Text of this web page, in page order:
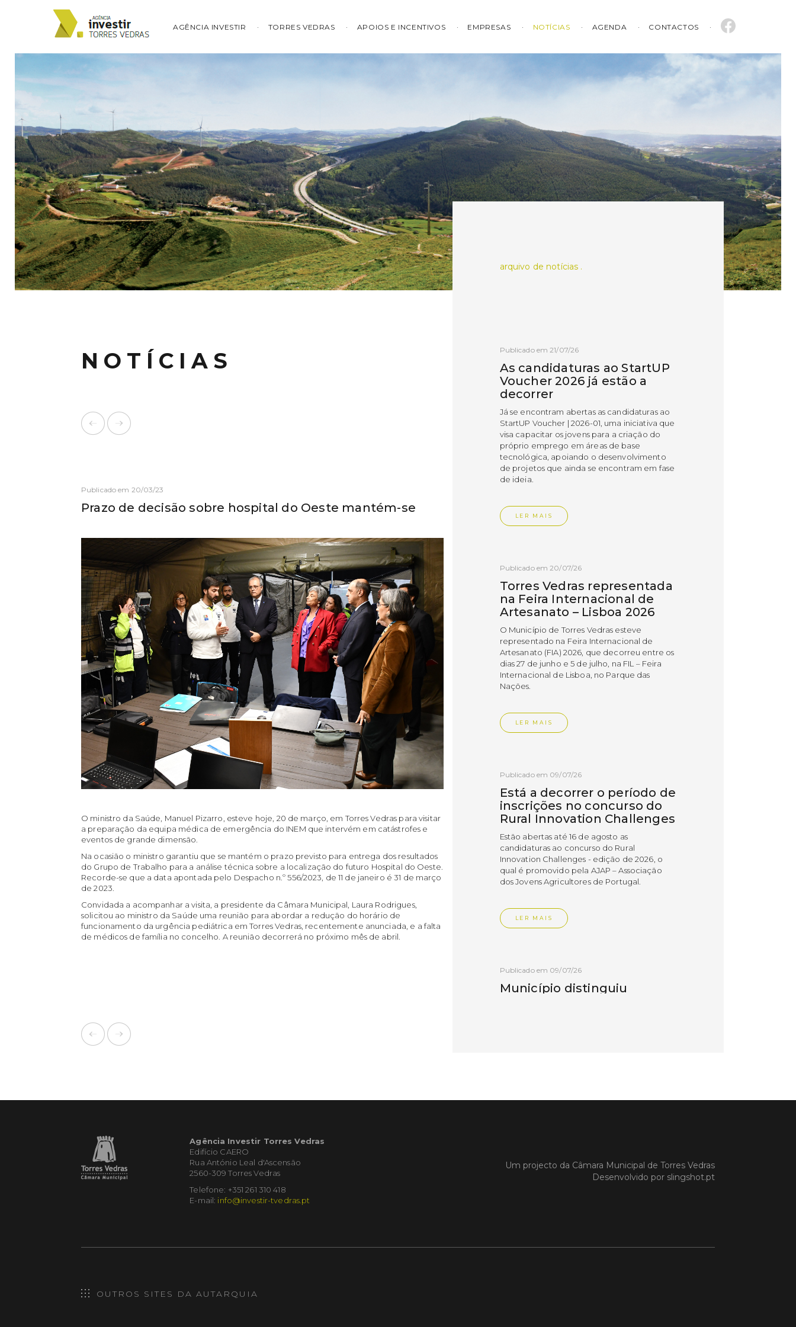
AGÊNCIA INVESTIR TORRES VEDRAS APOIOS E INCENTIVOS EMPRESAS NOTÍCIAS AGENDA CONTACTOS
NOTÍCIAS
Publicado em 20/03/23
Prazo de decisão sobre hospital do Oeste mantém-se
O ministro da Saúde, Manuel Pizarro, esteve hoje, 20 de março, em Torres Vedras para visitar
a preparação da equipa médica de emergência do INEM que intervém em catástrofes e
eventos de grande dimensão.
Na ocasião o ministro garantiu que se mantém o prazo previsto para entrega dos resultados
do Grupo de Trabalho para a análise técnica sobre a localização do futuro Hospital do Oeste.
Recorde-se que a data apontada pelo Despacho n.º 556/2023, de 11 de janeiro é 31 de março
de 2023.
Convidada a acompanhar a visita, a presidente da Câmara Municipal, Laura Rodrigues,
solicitou ao ministro da Saúde uma reunião para abordar a redução do horário de
funcionamento da urgência pediátrica em Torres Vedras, recentemente anunciada, e a falta
de médicos de família no concelho. A reunião decorrerá no próximo mês de abril.
arquivo de notícias .
Publicado em 21/07/26
As candidaturas ao StartUP
Voucher 2026 já estão a
decorrer
Já se encontram abertas as candidaturas ao
StartUP Voucher | 2026-01, uma iniciativa que
visa capacitar os jovens para a criação do
próprio emprego em áreas de base
tecnológica, apoiando o desenvolvimento
de projetos que ainda se encontram em fase
de ideia.
LER MAIS
Publicado em 20/07/26
Torres Vedras representada
na Feira Internacional de
Artesanato – Lisboa 2026
O Município de Torres Vedras esteve
representado na Feira Internacional de
Artesanato (FIA) 2026, que decorreu entre os
dias 27 de junho e 5 de julho, na FIL – Feira
Internacional de Lisboa, no Parque das
Nações.
LER MAIS
Publicado em 09/07/26
Está a decorrer o período de
inscrições no concurso do
Rural Innovation Challenges
Estão abertas até 16 de agosto as
candidaturas ao concurso do Rural
Innovation Challenges - edição de 2026, o
qual é promovido pela AJAP – Associação
dos Jovens Agricultores de Portugal.
LER MAIS
Publicado em 09/07/26
Município distinguiu
Torres Vedras, integrado na programação da
entendimento com agência
Agência Investir Torres Vedras
Edifício CAERO
Rua António Leal d'Ascensão
2560-309 Torres Vedras
Telefone: +351 261 310 418
E-mail: info@investir-tvedras.pt
Um projecto da Câmara Municipal de Torres Vedras
Desenvolvido por slingshot.pt
OUTROS SITES DA AUTARQUIA